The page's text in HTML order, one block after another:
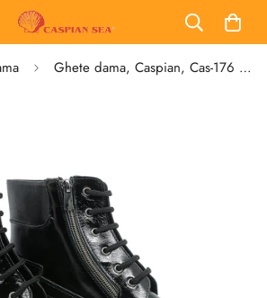
Ghete dama, Caspian, Cas-176 , Casual, Piele lacuita, Negru